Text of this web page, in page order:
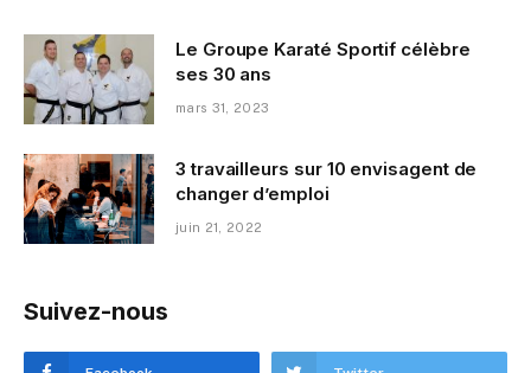
Le Groupe Karaté Sportif célèbre
ses 30 ans
mars 31, 2023
3 travailleurs sur 10 envisagent de
changer d’emploi
juin 21, 2022
Suivez-nous